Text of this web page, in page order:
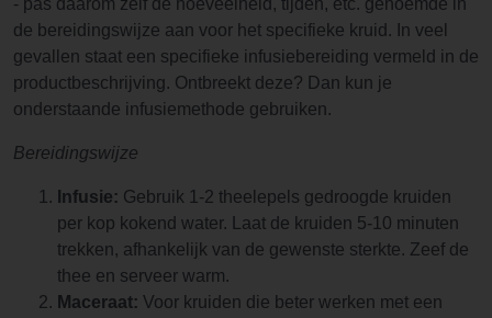
- pas daarom zelf de hoeveelheid, tijden, etc. genoemde in
de bereidingswijze aan voor het specifieke kruid. In veel
gevallen staat een specifieke infusiebereiding vermeld in de
productbeschrijving. Ontbreekt deze? Dan kun je
onderstaande infusiemethode gebruiken.
Bereidingswijze
Infusie: Gebruik 1-2 theelepels gedroogde kruiden
per kop kokend water. Laat de kruiden 5-10 minuten
trekken, afhankelijk van de gewenste sterkte. Zeef de
thee en serveer warm.
Maceraat: Voor kruiden die beter werken met een